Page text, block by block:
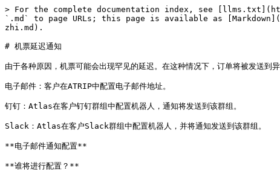
> For the complete documentation index, see
`.md` to page URLs; this page is available as
zhi.md).
# 机票延迟通知
由于各种原因，机票可能会出现罕见的延迟。在这种情况下，订单将被发送到
电子邮件：客户在ATRIP中配置电子邮件地址。
钉钉：Atlas在客户钉钉群组中配置机器人，通知将发送到该群组。
Slack：Atlas在客户Slack群组中配置机器人，并将通知发送到该群组。
**电子邮件通知配置**
**谁将进行配置？**